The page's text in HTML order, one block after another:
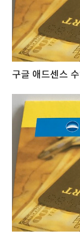
구글 애드센스